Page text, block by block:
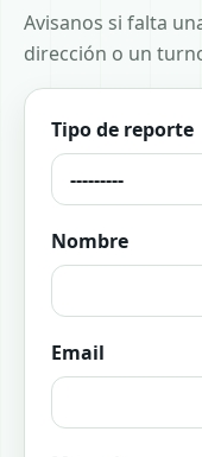
Avisanos si falta
dirección o un
Tipo de reporte
Nombre
Email